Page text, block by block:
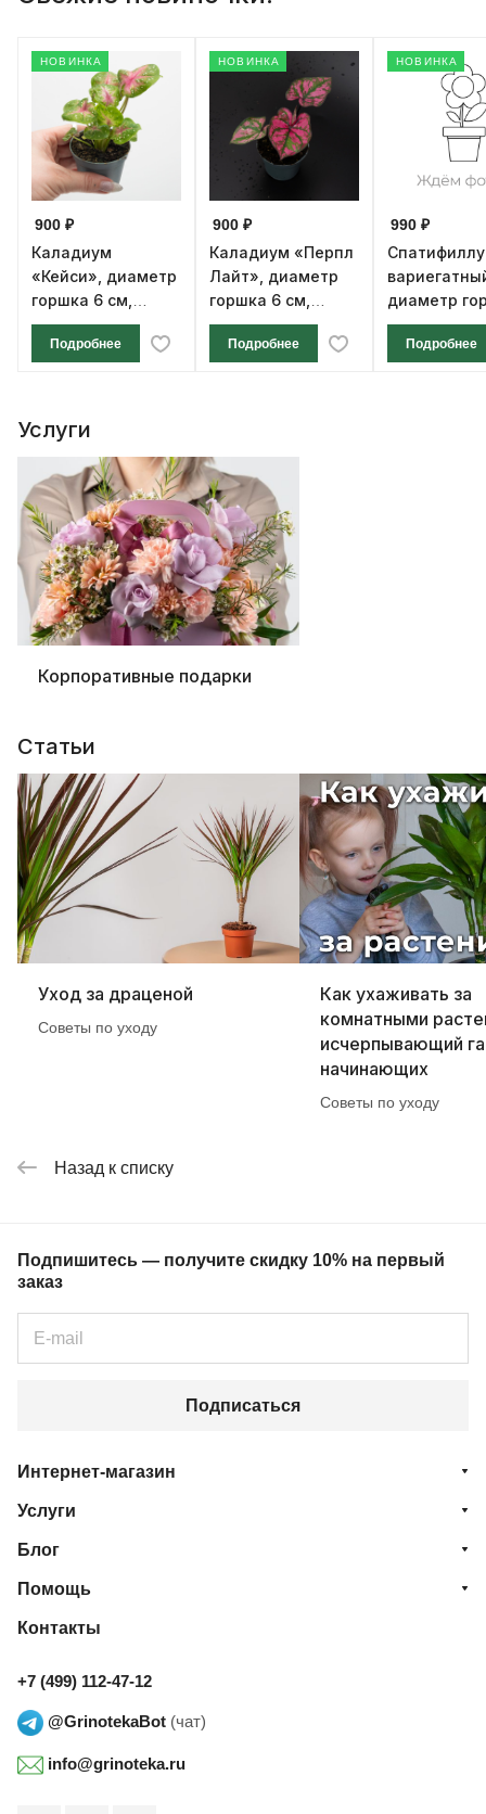
НОВИНКА
900 ₽
Каладиум
«Кейси», диаметр
горшка 6 см,
высота 12 см
Подробнее
НОВИНКА
900 ₽
Каладиум «Перпл
Лайт», диаметр
горшка 6 см,
высота 12 см
Подробнее
НОВИНКА
990 ₽
диаметр
см, высота
Подробнее
Услуги
Корпоративные подарки
Статьи
Уход за драценой
Советы по уходу
Как ухаживать за
комнатными
исчерпывающий
начинающих
Советы по уходу
Назад к списку
Подпишитесь — получите скидку 10% на первый
заказ
Подписаться
Интернет-магазин
Услуги
Блог
Помощь
Контакты
+7 (499) 112-47-12
@GrinotekaBot (чат)
info@grinoteka.ru